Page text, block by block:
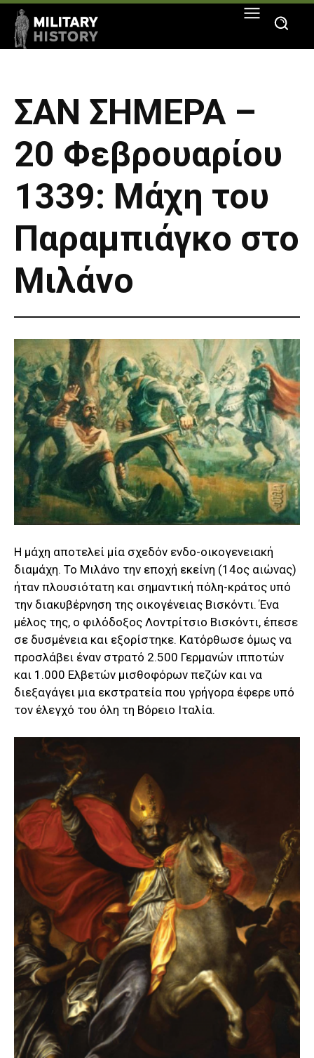
ΣΑΝ ΣΗΜΕΡΑ –
20 Φεβρουαρίου
1339: Μάχη του
Παραμπιάγκο στο
Μιλάνο
Η μάχη αποτελεί μία σχεδόν ενδο-οικογενειακή
διαμάχη. Το Μιλάνο την εποχή εκείνη (14ος αιώνας)
ήταν πλουσιότατη και σημαντική πόλη-κράτος υπό
την διακυβέρνηση της οικογένειας Βισκόντι. Ένα
μέλος της, ο φιλόδοξος Λοντρίτσιο Βισκόντι, έπεσε
σε δυσμένεια και εξορίστηκε. Κατόρθωσε όμως να
προσλάβει έναν στρατό 2.500 Γερμανών ιπποτών
και 1.000 Ελβετών μισθοφόρων πεζών και να
διεξαγάγει μια εκστρατεία που γρήγορα έφερε υπό
τον έλεγχό του όλη τη Βόρειο Ιταλία.